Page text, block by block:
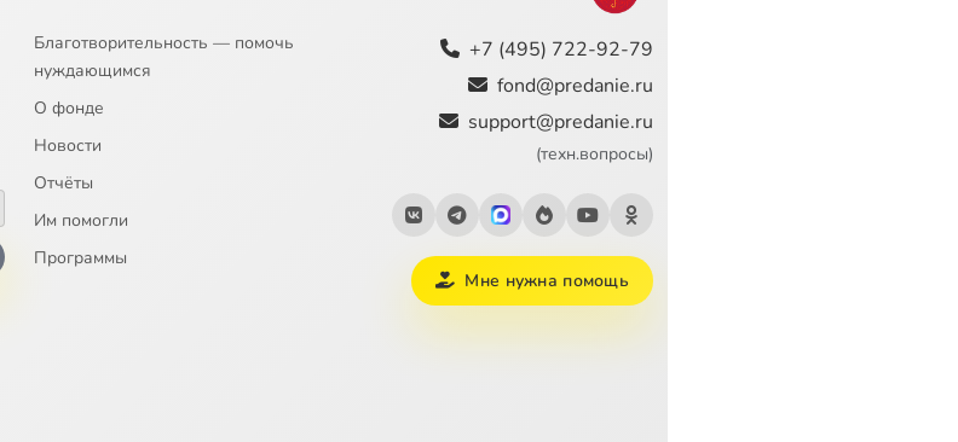
Благотворительность — помочь
нуждающимся
О фонде
Новости
Отчёты
Им помогли
Программы
+7 (495) 722-92-79
fond@predanie.ru
support@predanie.ru
(техн.вопросы)
Мне нужна помощь